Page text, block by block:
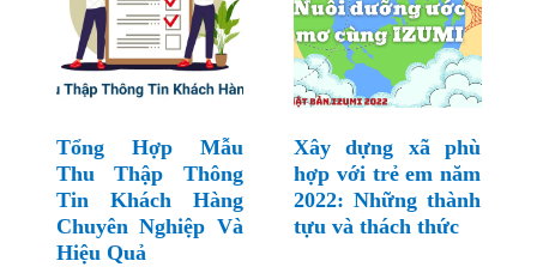
Tổng Hợp Mẫu
Thu Thập Thông
Tin Khách Hàng
Chuyên Nghiệp Và
Hiệu Quả
Xây dựng xã phù
hợp với trẻ em năm
2022: Những thành
tựu và thách thức